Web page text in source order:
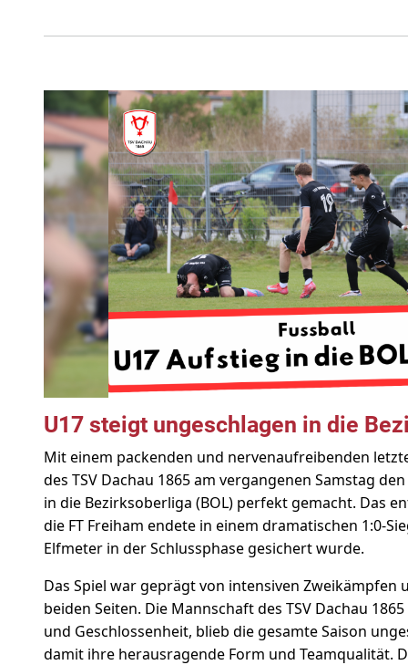
U17 steigt ungeschlagen in die
Mit einem packenden und nervenaufreibenden
des TSV Dachau 1865 am vergangenen Samstag
in die Bezirksoberliga (BOL) perfekt gemacht. Das
die FT Freiham endete in einem dramatischen 1:0-
Elfmeter in der Schlussphase gesichert wurde.
Das Spiel war geprägt von intensiven Zweikämpfen
beiden Seiten. Die Mannschaft des TSV Dachau
und Geschlossenheit, blieb die gesamte Saison
damit ihre herausragende Form und Teamqualität.